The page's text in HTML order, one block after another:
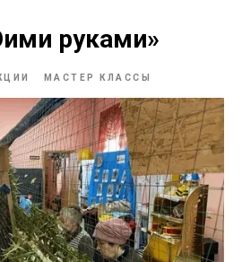
руками»
МАСТЕР КЛАССЫ